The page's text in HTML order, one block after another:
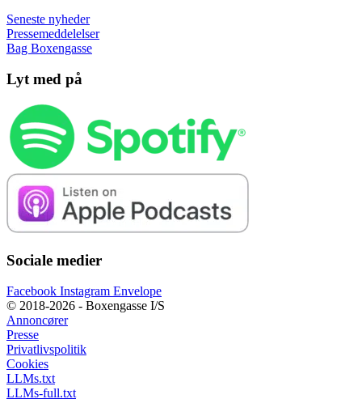
Seneste nyheder
Pressemeddelelser
Bag Boxengasse
Lyt med på
Sociale medier
Facebook Instagram Envelope
© 2018-2026 - Boxengasse I/S
Annoncører
Presse
Privatlivspolitik
Cookies
LLMs.txt
LLMs-full.txt